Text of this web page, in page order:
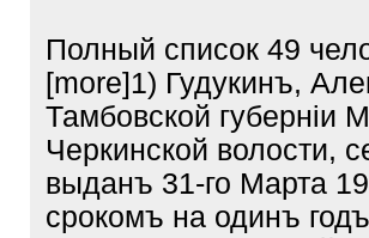
Полный список 49
[more]1) Гудукинъ,
Тамбовской губерніи
Черкинской волости,
выданъ 31-го Марта
срокомъ на одинъ